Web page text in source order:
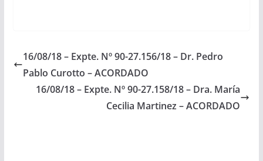
Judicial Orán. (Expte. Nº
90-32.471/2023, a la
Comisión de Justicia,
Acuerdos y
16/08/18 – Expte. Nº 90-27.156/18 – Dr. Pedro
Pablo Curotto – ACORDADO
16/08/18 – Expte. Nº 90-27.158/18 – Dra. María
Cecilia Martinez – ACORDADO